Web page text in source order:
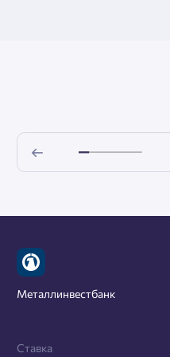
Металлинвестбанк
Ставка